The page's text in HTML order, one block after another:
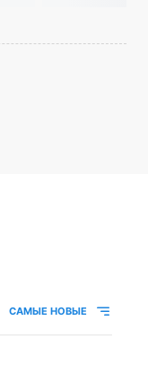
САМЫЕ НОВЫЕ